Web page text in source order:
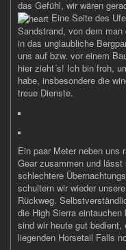
das Gefühl, wir wären
Eine Seite des
Sandstrand, von dem
in das unglaubliche
uns auf bzw. vor einem
hier zieht´s! Ich bin froh,
habe, insbesondere die
treue Dienste.
Ein paar Meter neben uns
Gear zusammen und
schlechtere
schultern wir wieder
Rückweg.
die High Sierra
sind wir heute gut
liegenden Horsetail Falls